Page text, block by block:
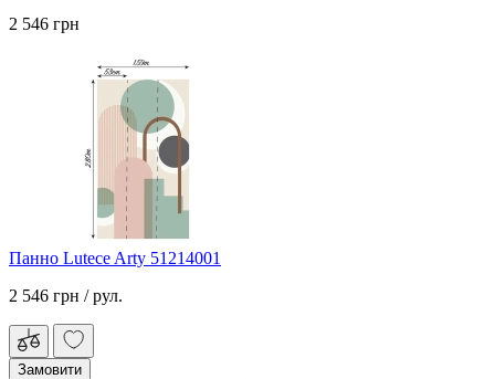
2 546 грн
Панно Lutece Arty 51214001
2 546 грн / рул.
Замовити